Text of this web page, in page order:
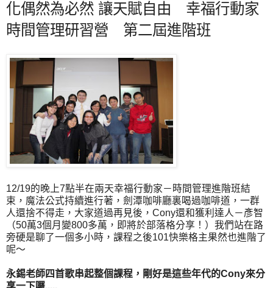
化偶然為必然 讓天賦自由 幸福行動家
時間管理研習營 第二屆進階班
12/19的晚上7點半在兩天幸福行動家－時間管理進階班結
束，魔法公式持續進行著，劍潭咖啡廳裏喝過咖啡道，一群
人還捨不得走，大家道過再見後，Cony還和獲利達人－彥智
（50萬3個月變800多萬，即將於部落格分享！）我們站在路
旁硬是聊了一個多小時，課程之後101快樂格主果然也進階了
呢～
永錫老師四首歌串起整個課程，剛好是這些年代的Cony來分
享一下囉.....